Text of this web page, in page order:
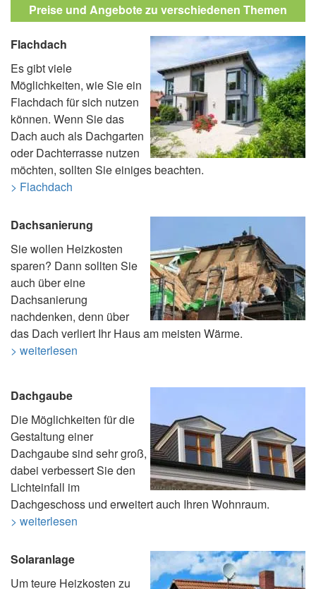
Preise und Angebote zu verschiedenen Themen
Flachdach
Es gibt viele
Möglichkeiten, wie Sie ein
Flachdach für sich nutzen
können. Wenn Sie das
Dach auch als Dachgarten
oder Dachterrasse nutzen
möchten, sollten Sie einiges beachten.
> Flachdach
Dachsanierung
Sie wollen Heizkosten
sparen? Dann sollten Sie
auch über eine
Dachsanierung
nachdenken, denn über
das Dach verliert Ihr Haus am meisten Wärme.
> weiterlesen
Dachgaube
Die Möglichkeiten für die
Gestaltung einer
Dachgaube sind sehr groß,
dabei verbessert Sie den
Lichteinfall im
Dachgeschoss und erweitert auch Ihren Wohnraum.
> weiterlesen
Solaranlage
Um teure Heizkosten zu